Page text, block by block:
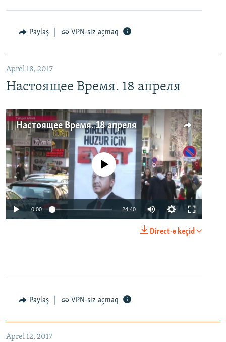
Paylaş VPN-siz açmaq
Aprel 18, 2017
Настоящее Время. 18 апреля
Настоящее Время. 18 апреля
No media source currently available
0:00 24:40
Direct-ə keçid
Paylaş VPN-siz açmaq
Aprel 12, 2017